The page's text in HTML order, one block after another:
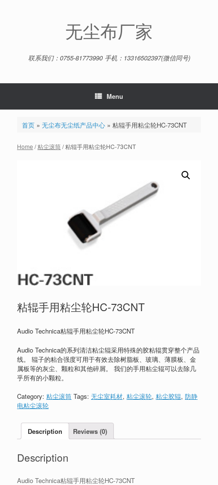
无尘布厂家
联系我们：0755-81773990 手机：13316502397(微信同号)
Menu
首页» 无尘布无尘纸产品中心» 粘辊手用粘尘轮HC-73CNT
Home /粘尘滚筒/ 粘辊手用粘尘轮HC-73CNT
粘辊手用粘尘轮HC-73CNT
Audio Technica粘辊手用粘尘轮HC-73CNT
Audio Technica的系列清洁粘尘辊采用特殊的胶粘辊贯穿整个产品
线。 辊子的粘合强度可用于有效去除树脂板、玻璃、薄膜板、金
属板等的灰尘、颗粒和其他碎屑。 我们的手用粘尘辊可以去除几
乎所有的小颗粒。
Category: 粘尘滚筒 Tags: 无尘室耗材, 粘尘滚轮, 粘尘胶辊, 防静
电粘尘滚轮
Description Reviews (0)
Description
Audio Technica粘辊手用粘尘轮HC-73CNT